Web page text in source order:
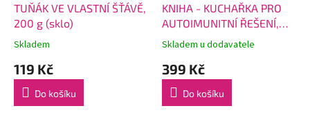
TUŇÁK VE VLASTNÍ ŠŤÁVĚ,
200 g (sklo)
Skladem
119 Kč
Do košíku
KNIHA - KUCHAŘKA PRO
AUTOIMUNITNÍ ŘEŠENÍ,
AMY MYERS
Skladem u dodavatele
399 Kč
Do košíku